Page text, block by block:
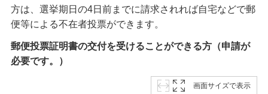
方は、選挙期日の4日前までに請求されれば自宅などで郵
便等による不在者投票ができます。
郵便投票証明書の交付を受けることができる方（申請が
必要です。）
画面サイズで表示